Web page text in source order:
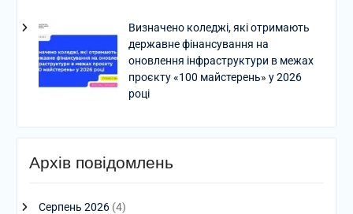
Визначено коледжі, які отримають
державне фінансування на
оновлення інфраструктури в межах
проєкту «100 майстерень» у 2026
році
Архів повідомлень
Серпень 2026(4)